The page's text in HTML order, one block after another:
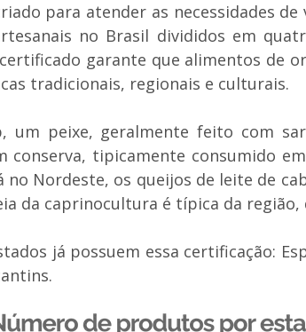
para atender as necessidades
no Brasil divididos em
garante que alimentos de
tradicionais, regionais e culturais.
um peixe, geralmente feito com
conserva, tipicamente consumido
no Nordeste, os queijos de leite de
da caprinocultura é típica da
já possuem essa certificação: